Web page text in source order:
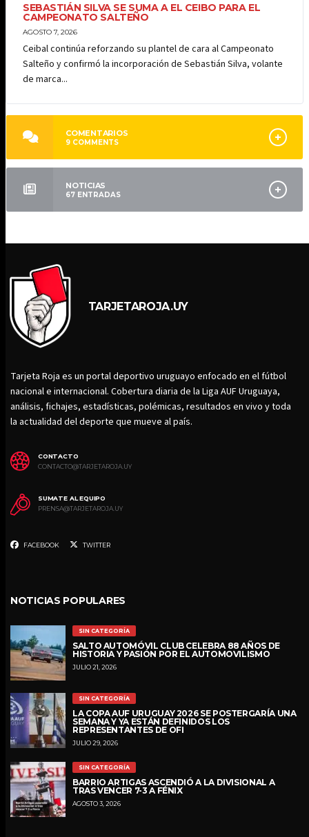
SEBASTIÁN SILVA SE SUMA A EL CEIBO PARA EL
CAMPEONATO SALTEÑO
AGOSTO 7, 2026
Ceibal continúa reforzando su plantel de cara al Campeonato
Salteño y confirmó la incorporación de Sebastián Silva, volante
de marca...
COMENTARIOS
9 COMMENTS
NOTICIAS
67 ENTRADAS
TARJETAROJA.UY
Tarjeta Roja es un portal deportivo uruguayo enfocado en el fútbol
nacional e internacional. Cobertura diaria de la Liga AUF Uruguaya,
análisis, fichajes, estadísticas, polémicas, resultados en vivo y toda
la actualidad del deporte que mueve al país.
CONTACTO
CONTACTO@TARJETAROJA.UY
SUMATE AL EQUIPO
PRENSA@TARJETAROJA.UY
FACEBOOK TWITTER
NOTICIAS POPULARES
SIN CATEGORÍA
SALTO AUTOMÓVIL CLUB CELEBRA 88 AÑOS DE
HISTORIA Y PASIÓN POR EL AUTOMOVILISMO
JULIO 21, 2026
SIN CATEGORÍA
LA COPA AUF URUGUAY 2026 SE POSTERGARÍA UNA
SEMANA Y YA ESTÁN DEFINIDOS LOS
REPRESENTANTES DE OFI
JULIO 29, 2026
SIN CATEGORÍA
BARRIO ARTIGAS ASCENDIÓ A LA DIVISIONAL A
TRAS VENCER 7-3 A FÉNIX
AGOSTO 3, 2026